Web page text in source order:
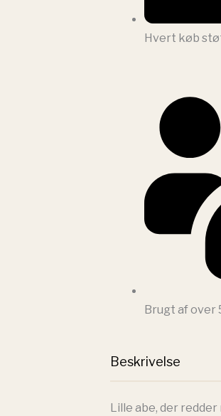
Hvert køb
Brugt af over
Beskrivelse
Lille abe, der